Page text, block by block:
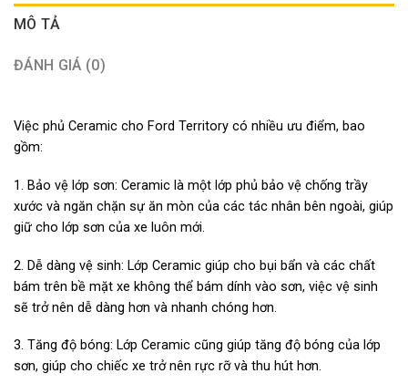
MÔ TẢ
ĐÁNH GIÁ (0)
Việc phủ Ceramic cho Ford Territory có nhiều ưu điểm, bao
gồm:
1. Bảo vệ lớp sơn: Ceramic là một lớp phủ bảo vệ chống trầy
xước và ngăn chặn sự ăn mòn của các tác nhân bên ngoài, giúp
giữ cho lớp sơn của xe luôn mới.
2. Dễ dàng vệ sinh: Lớp Ceramic giúp cho bụi bẩn và các chất
bám trên bề mặt xe không thể bám dính vào sơn, việc vệ sinh
sẽ trở nên dễ dàng hơn và nhanh chóng hơn.
3. Tăng độ bóng: Lớp Ceramic cũng giúp tăng độ bóng của lớp
sơn, giúp cho chiếc xe trở nên rực rỡ và thu hút hơn.